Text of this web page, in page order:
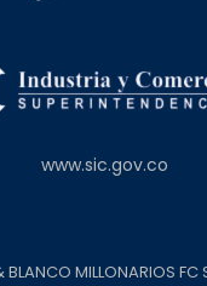
www.sic.gov.co
MILLONARIOS